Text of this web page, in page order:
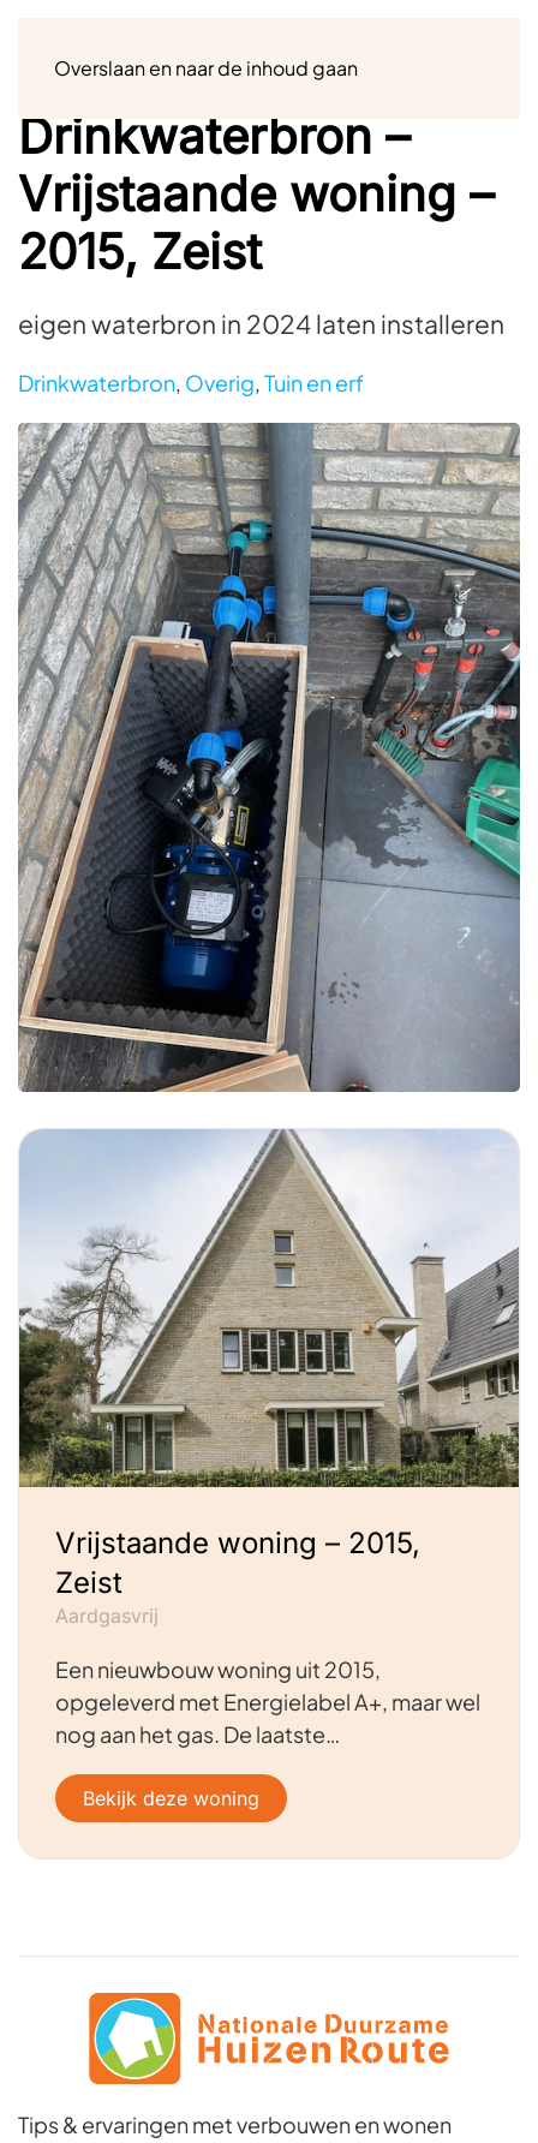
Overslaan en naar de inhoud gaan
Drinkwaterbron –
Vrijstaande woning –
2015, Zeist
eigen waterbron in 2024 laten installeren
Drinkwaterbron, Overig,Tuin en erf
Foto bekijken
Vrijstaande woning – 2015,
Zeist
Aardgasvrij
Een nieuwbouw woning uit 2015,
opgeleverd met Energielabel A+, maar wel
nog aan het gas. De laatste…
Bekijk deze woning
Tips & ervaringen met verbouwen en wonen